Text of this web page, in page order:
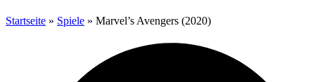
Startseite » Spiele » Marvel’s Avengers (2020)